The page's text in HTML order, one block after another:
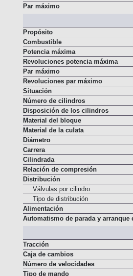
Potencia máxima
Propósito
Combustible
Potencia máxima
Revoluciones potencia máxima
Par máximo
Revoluciones par máximo
Situación
Número de cilindros
Disposición de los cilindros
Material del bloque
Material de la culata
Diámetro
Carrera
Cilindrada
Relación de compresión
Distribución
Válvulas por cilindro
Tipo de distribución
Alimentación
Tracción
Caja de cambios
Número de velocidades